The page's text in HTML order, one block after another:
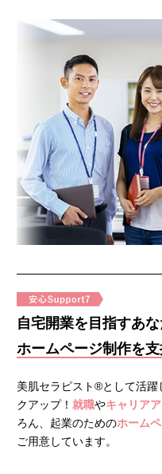
自宅開業を目指すあ
ホームページ制作を支
美肌セラピスト®として活
クアップ！ 就職やキャリア
ろん、起業のためのホーム
ご用意しています。